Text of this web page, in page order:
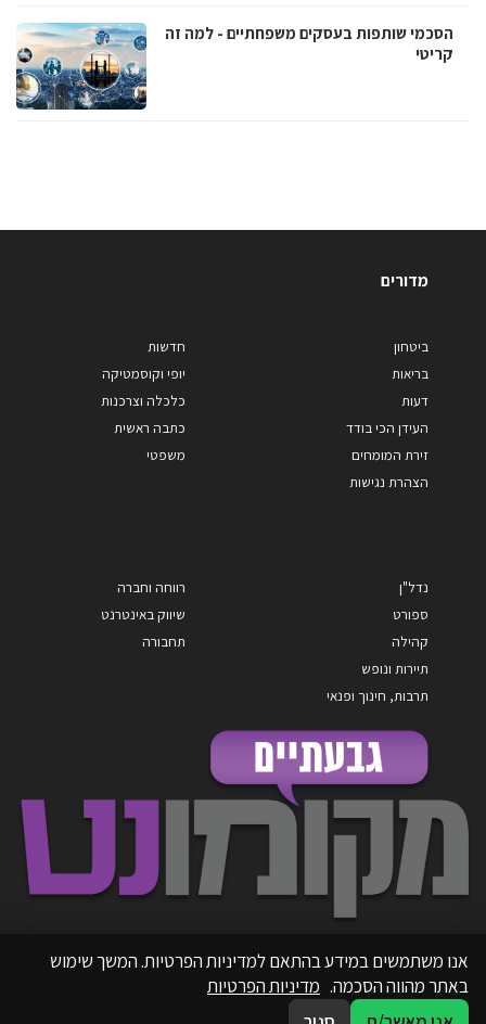
הסכמי שותפות בעסקים משפחתיים - למה זה
קריטי
מדורים
ביטחון
בריאות
דעות
העידן הכי בודד
זירת המומחים
הצהרת נגישות
חדשות
יופי וקוסמטיקה
כלכלה וצרכנות
כתבה ראשית
משפטי
נדל"ן
ספורט
קהילה
תיירות ונופש
תרבות, חינוך ופנאי
רווחה וחברה
שיווק באינטרנט
תחבורה
אנו משתמשים במידע בהתאם למדיניות הפרטיות. המשך שימוש
באתר מהווה הסכמה. מדיניות הפרטיות